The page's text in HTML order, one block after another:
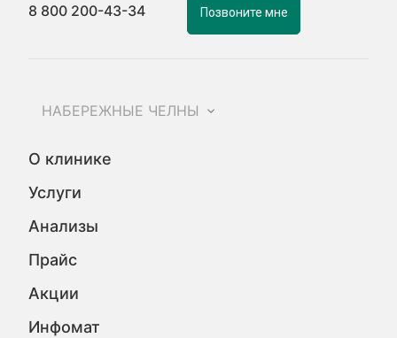
8 800 200-43-34 Позвоните мне
НАБЕРЕЖНЫЕ ЧЕЛНЫ
О клинике
Услуги
Анализы
Прайс
Акции
Инфомат